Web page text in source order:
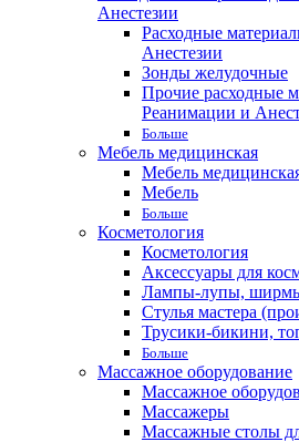
Анестезии
Расходные
Анестезии
Зонды желудочные
Прочие расходные
Реанимации и
Больше
Мебель медицинская
Мебель
Мебель
Больше
Косметология
Косметология
Аксессуары для
Лампы-лупы,
Стулья мастера
Трусики-бикини,
Больше
Массажное оборудование
Массажное
Массажеры
Массажные столы